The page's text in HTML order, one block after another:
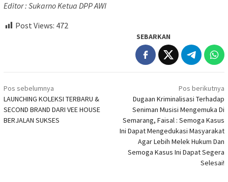
Editor : Sukarno Ketua DPP AWI
Post Views: 472
SEBARKAN
Navigasi
pos
Pos sebelumnya
LAUNCHING KOLEKSI TERBARU &
SECOND BRAND DARI VEE HOUSE
BERJALAN SUKSES
Pos berikutnya
Dugaan Kriminalisasi Terhadap
Seniman Musisi Mengemuka Di
Semarang, Faisal : Semoga Kasus
Ini Dapat Mengedukasi Masyarakat
Agar Lebih Melek Hukum Dan
Semoga Kasus Ini Dapat Segera
Selesai!